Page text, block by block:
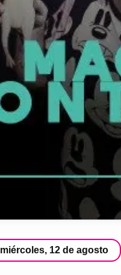
miércoles, 12 de agosto